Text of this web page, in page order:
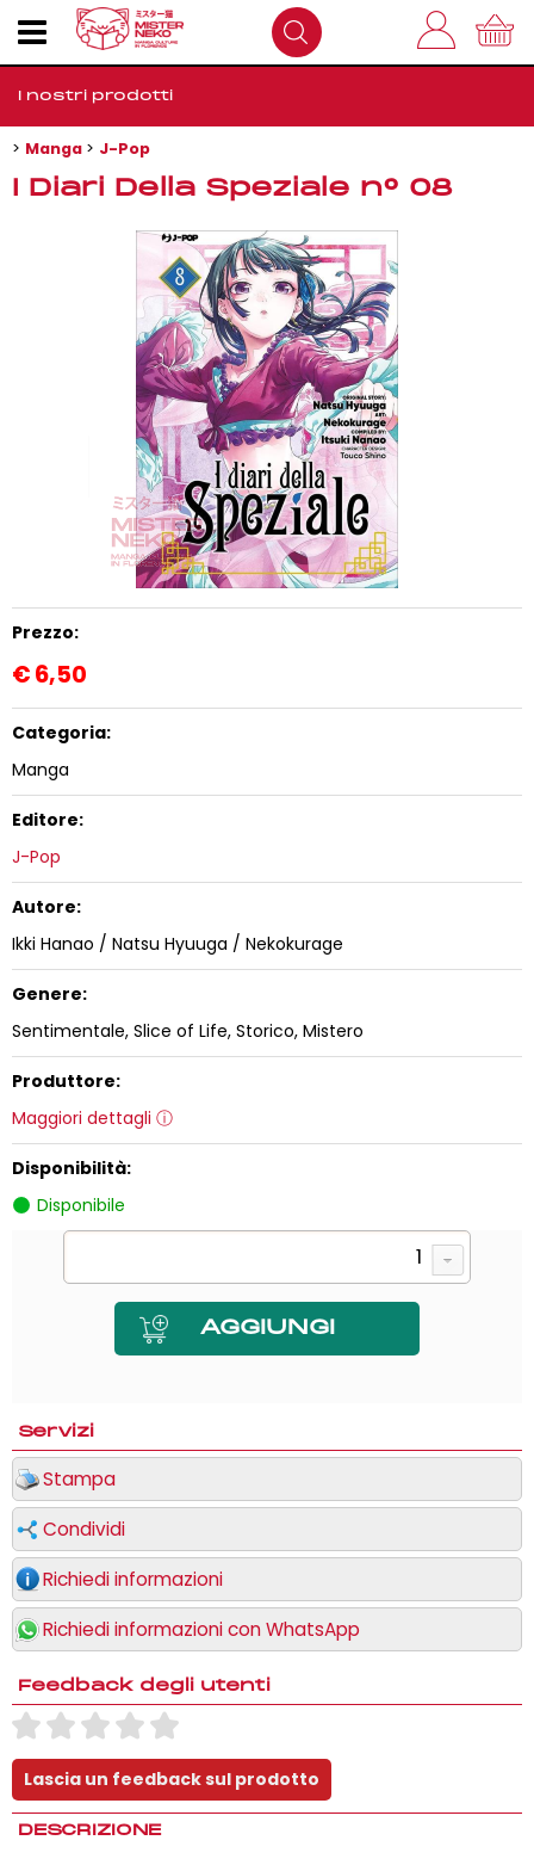
Home
I nostri prodotti
Come Funziona
Dove Siamo
Manga J-Pop
I Diari Della Speziale n° 08
Prezzo:
€6,50
Categoria:
Manga
Editore:
J-Pop
Autore:
Ikki Hanao / Natsu Hyuuga / Nekokurage
Genere:
Sentimentale, Slice of Life, Storico, Mistero
Produttore:
Maggiori dettagli
Disponibilità:
Disponibile
Servizi
Stampa
Condividi
Richiedi informazioni
Richiedi informazioni con WhatsApp
Feedback degli utenti
DESCRIZIONE